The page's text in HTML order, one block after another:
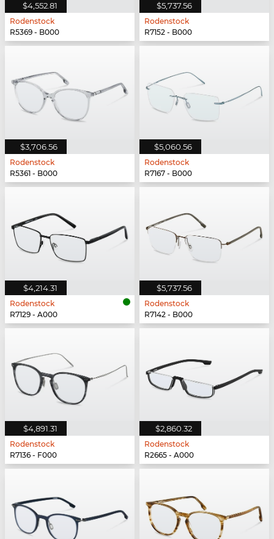
$4,552.81
Rodenstock
R5369 - B000
$5,737.56
Rodenstock
R7152 - B000
$3,706.56
Rodenstock
R5361 - B000
$5,060.56
Rodenstock
R7167 - B000
$4,214.31
Rodenstock
R7129 - A000
$5,737.56
Rodenstock
R7142 - B000
$4,891.31
Rodenstock
R7136 - F000
$2,860.32
Rodenstock
R2665 - A000